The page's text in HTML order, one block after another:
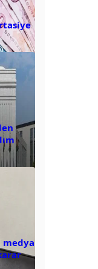
medya